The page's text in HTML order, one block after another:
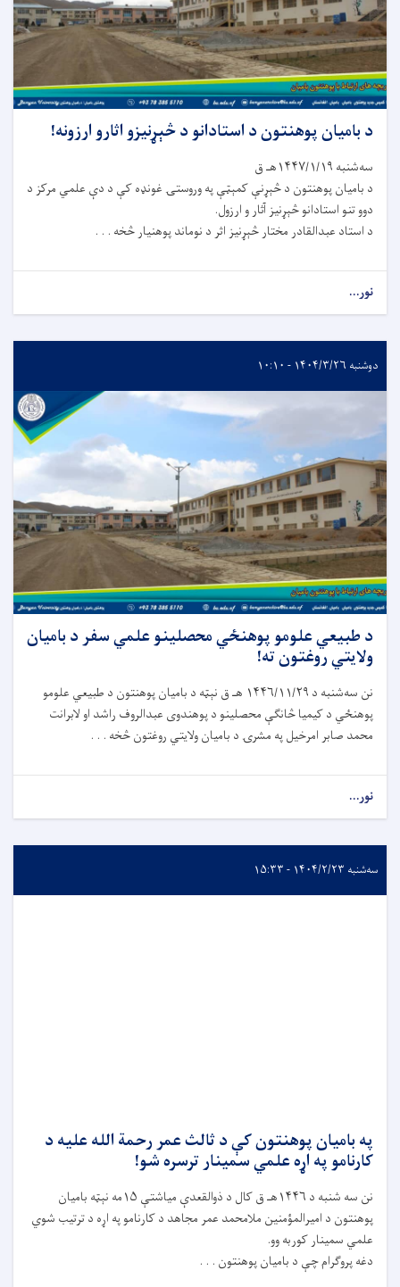
د بامیان پوهنتون د استادانو د څېړنیزو اثارو ارزونه!
سه‌شنبه ۱۴۴۷/۱/۱۹هـ ق
د بامیان پوهنتون د څېړنې کمېټې په وروستۍ غونډه کې د دې علمي مرکز د
دوو تنو استادانو څېړنیز آثار و ارزول.
د استاد عبدالقادر مختار څېړنیز اثر د نوماند پوهنیار څخه . . .
نور...
دوشنبه ۱۴۰۴/۳/۲۶ - ۱۰:۱۰
د طبیعي علومو پوهنځي محصلینو علمي سفر د بامیان
ولایتي روغتون ته!
نن سه‌شنبه د ۱۴۴۶/۱۱/۲۹ هـ ق نېټه د بامیان پوهنتون د طبیعي علومو
پوهنځي د کیمیا څانګې محصلینو د پوهندوی عبدالروف راشد او لابرانت
محمد صابر امرخیل په مشرۍ د بامیان ولایتي روغتون څخه . . .
نور...
سه‌شنبه ۱۴۰۴/۲/۲۳ - ۱۵:۳۳
په بامیان پوهنتون کې د ثالث عمر رحمة الله علیه د
کارنامو په اړه علمي سمینار ترسره شو!
نن سه شنبه د ۱۴۴۶هـ ق کال د ذوالقعدې میاشتې ۱۵مه نېټه بامیان
پوهنتون د امیرالمؤمنین ملامحمد عمر مجاهد د کارنامو په اړه د ترتیب شوي
علمي سمینار کوربه وو.
دغه پروګرام چې د بامیان پوهنتون . . .